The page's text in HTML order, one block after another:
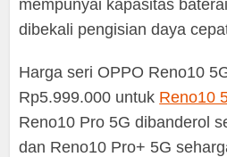
mempunyai kapasitas
dibekali pengisian daya
Harga seri OPPO Reno10
Rp5.999.000 untuk Reno10
Reno10 Pro 5G dibanderol
dan Reno10 Pro+ 5G